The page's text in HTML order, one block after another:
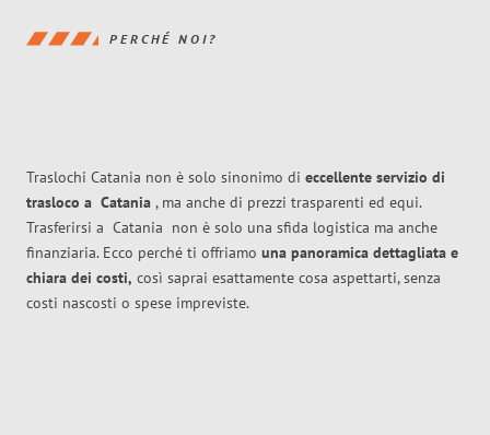
PERCHÉ NOI?
Traslochi Catania non è solo sinonimo di eccellente servizio di
trasloco a Catania , ma anche di prezzi trasparenti ed equi.
Trasferirsi a Catania non è solo una sfida logistica ma anche
finanziaria. Ecco perché ti offriamo una panoramica dettagliata e
chiara dei costi, così saprai esattamente cosa aspettarti, senza
costi nascosti o spese impreviste.